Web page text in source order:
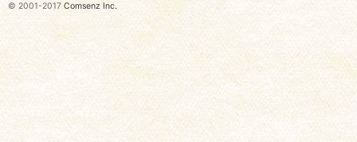
© 2001-2017 Comsenz Inc.